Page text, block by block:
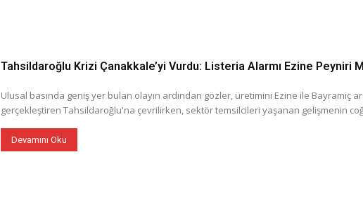
Tahsildaroğlu Krizi Çanakkale’yi Vurdu: Listeria Alarmı Ezine Peyniri
Ulusal basında geniş yer bulan olayın ardından gözler, üretimini Ezine ile Bayramiç
gerçekleştiren Tahsildaroğlu'na çevrilirken, sektör temsilcileri yaşanan gelişmenin
Devamını Oku